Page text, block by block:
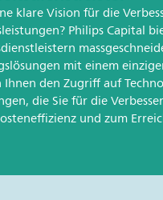
klare Vision für die
Philips Capital
mit einem
den Zugriff auf
die Sie für die
und zum